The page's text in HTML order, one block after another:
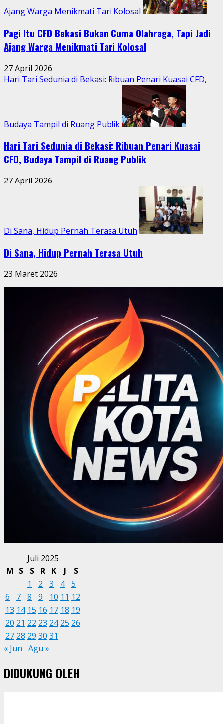
Ajang Warga Menikmati Tari Kolosal
Pagi Itu CFD Bekasi Bukan Cuma Olahraga, Tapi Jadi
Ajang Warga Menikmati Tari Kolosal
27 April 2026
Hari Tari Sedunia di Bekasi: Ribuan Penari Kuasai CFD,
Budaya Tampil di Ruang Publik
Hari Tari Sedunia di Bekasi: Ribuan Penari Kuasai
CFD, Budaya Tampil di Ruang Publik
27 April 2026
Di Sana, Hidup Pernah Terasa Utuh
Di Sana, Hidup Pernah Terasa Utuh
23 Maret 2026
Juli 2025
M S S R K J
S
1
2 3 4 5
6
7 8 9 10 11 12
13 14 15 16 17 18 19
20 21 22 23 24 25 26
27 28 29 30 31
« Jun Agu »
DIDUKUNG OLEH